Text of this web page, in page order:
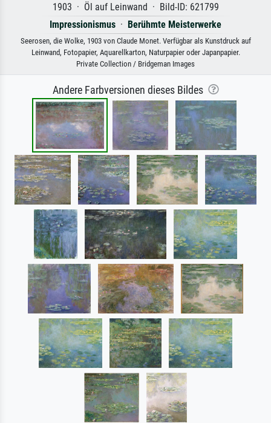
1903 · Öl auf Leinwand · Bild-ID: 621799
Impressionismus · Berühmte Meisterwerke
Seerosen, die Wolke, 1903 von Claude Monet. Verfügbar als Kunstdruck auf
Leinwand, Fotopapier, Aquarellkarton, Naturpapier oder Japanpapier.
Private Collection / Bridgeman Images
Andere Farbversionen dieses Bildes